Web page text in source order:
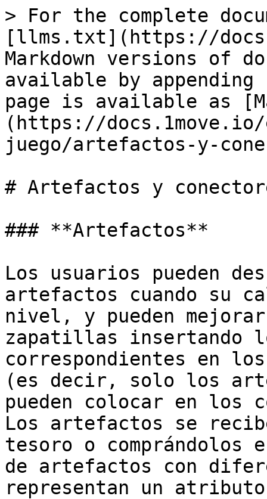
> For the complete
[llms.txt](https://
Markdown versions of
available by
page is available as
(https://
juego/artefactos-y-
# Artefactos y
### **Artefactos**
Los usuarios pueden
artefactos cuando su
nivel, y pueden
zapatillas insertando
correspondientes en
(es decir, solo los
pueden colocar en los
Los artefactos se
tesoro o comprándolos
de artefactos con
representan un